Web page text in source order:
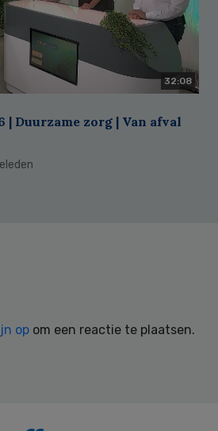
32:08
| Duurzame zorg | Van afval
op om een reactie te plaatsen.